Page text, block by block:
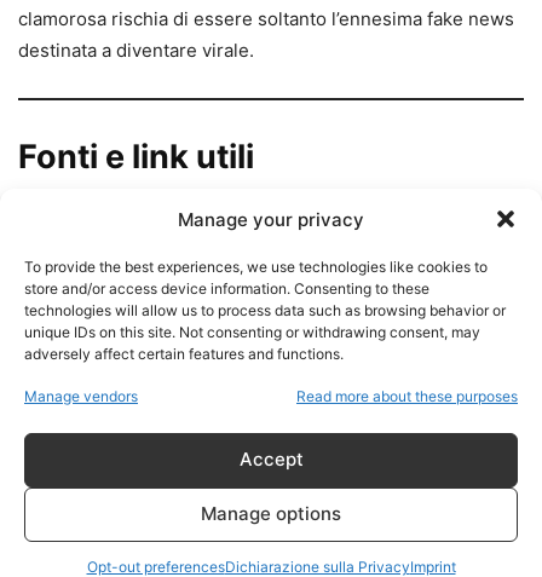
Manage your privacy
To provide the best experiences, we use technologies like cookies to
store and/or access device information. Consenting to these
technologies will allow us to process data such as browsing behavior or
unique IDs on this site. Not consenting or withdrawing consent, may
adversely affect certain features and functions.
Manage vendors Read more about these purposes
Accept
Manage options
Opt-out preferencesDichiarazione sulla PrivacyImprint
clamorosa rischia di essere soltanto l’ennesima fake news
destinata a diventare virale.
Fonti e link utili
Casa Bianca
https://www.whitehouse.gov
Account ufficiale di Donald Trump su
https://truthsocial.com/@realDonaldTrump
Account ufficiale della Casa Bianca su
X